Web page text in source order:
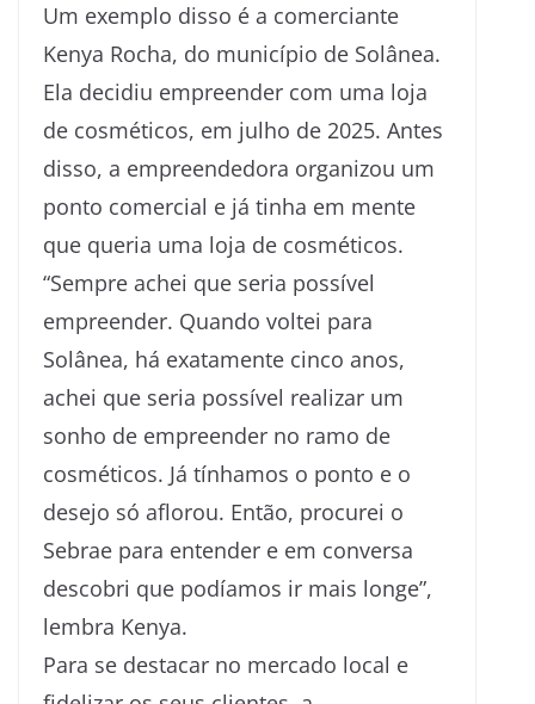
Um exemplo disso é a comerciante
Kenya Rocha, do município de Solânea.
Ela decidiu empreender com uma loja
de cosméticos, em julho de 2025. Antes
disso, a empreendedora organizou um
ponto comercial e já tinha em mente
que queria uma loja de cosméticos.
“Sempre achei que seria possível
empreender. Quando voltei para
Solânea, há exatamente cinco anos,
achei que seria possível realizar um
sonho de empreender no ramo de
cosméticos. Já tínhamos o ponto e o
desejo só aflorou. Então, procurei o
Sebrae para entender e em conversa
descobri que podíamos ir mais longe”,
lembra Kenya.
Para se destacar no mercado local e